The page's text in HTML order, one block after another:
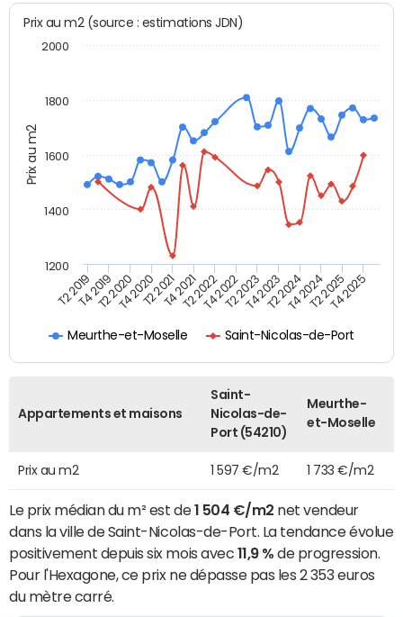
Prix au m2
Prix au m2 (source : estimations JDN)
Meurthe-et-Moselle Saint-Nicolas-de-Port
T2 2019T4 2019T2 2020T4 2020T2 2021T4 2021T2 2022T4 2022T2 2023T4 2023T2 2024T4 2024T2 2025T4 2025
1200
1400
1600
1800
2000
Appartements et maisons
Saint-
Nicolas-de-
Port (54210)
Meurthe-
et-Moselle
Prix au m2 1 597 €/m2 1 733 €/m2
Le prix médian du m² est de1 504 €/m2 net vendeur
dans la ville de Saint-Nicolas-de-Port. La tendance évolue
positivement depuis six mois avec 11,9 % de progression.
Pour l'Hexagone, ce prix ne dépasse pas les 2 353 euros
du mètre carré.